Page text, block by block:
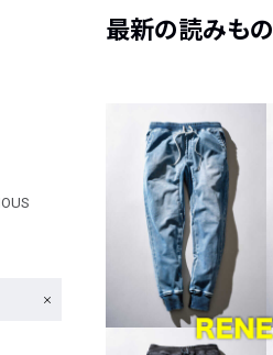
最新の読みもの